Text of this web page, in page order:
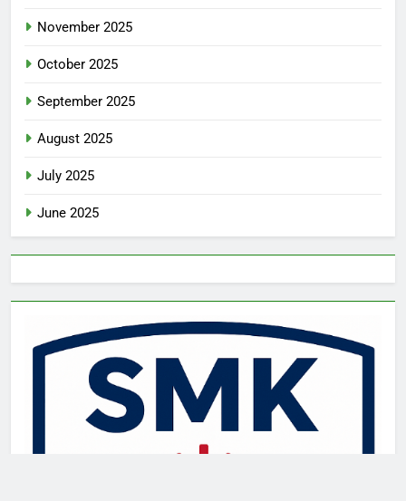
November 2025
October 2025
September 2025
August 2025
July 2025
June 2025